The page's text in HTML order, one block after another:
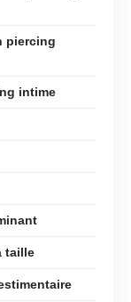
piercing
intime
taille